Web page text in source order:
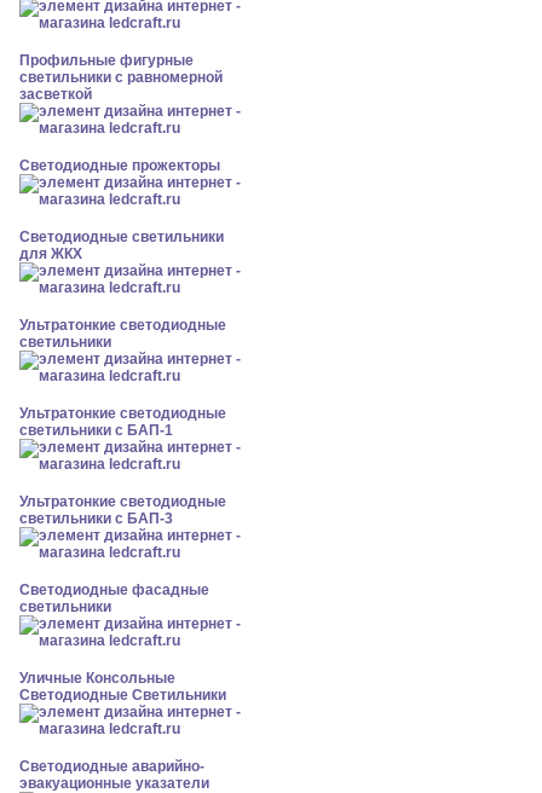
Профильные фигурные
светильники с равномерной
засветкой
Светодиодные прожекторы
Светодиодные светильники
для ЖКХ
Ультратонкие светодиодные
светильники
Ультратонкие светодиодные
светильники с БАП-1
Ультратонкие светодиодные
светильники с БАП-3
Светодиодные фасадные
светильники
Уличные Консольные
Светодиодные Светильники
Светодиодные аварийно-
эвакуационные указатели